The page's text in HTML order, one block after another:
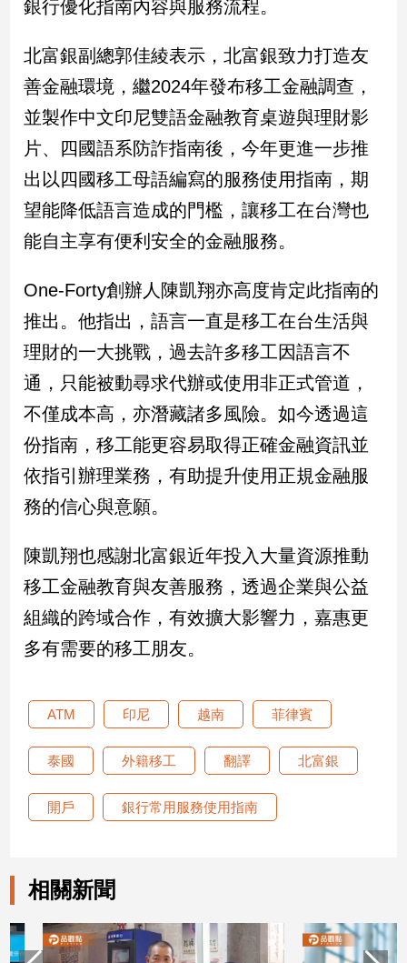
娛
樂
娛
樂
星
聞
行/
時
尚
追
星
活
築/
室
內
設
旅
美
食
星
座/
理
消
費
健
康/
藝
文
銀行優化指南內容與服務流程。
北富銀副總郭佳綾表示，北富銀致力打造友
善金融環境，繼2024年發布移工金融調查，
並製作中文印尼雙語金融教育桌遊與理財影
片、四國語系防詐指南後，今年更進一步推
出以四國移工母語編寫的服務使用指南，期
望能降低語言造成的門檻，讓移工在台灣也
能自主享有便利安全的金融服務。
One-Forty創辦人陳凱翔亦高度肯定此指南的
推出。他指出，語言一直是移工在台生活與
理財的一大挑戰，過去許多移工因語言不
通，只能被動尋求代辦或使用非正式管道，
不僅成本高，亦潛藏諸多風險。如今透過這
份指南，移工能更容易取得正確金融資訊並
依指引辦理業務，有助提升使用正規金融服
務的信心與意願。
陳凱翔也感謝北富銀近年投入大量資源推動
移工金融教育與友善服務，透過企業與公益
組織的跨域合作，有效擴大影響力，嘉惠更
多有需要的移工朋友。
ATM 印尼 越南 菲律賓
泰國 外籍移工 翻譯 北富銀
開戶 銀行常用服務使用指南
相關新聞